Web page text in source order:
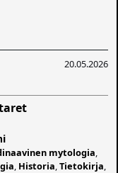
20.05.2026
mytologia
Historia ,Tietokirja